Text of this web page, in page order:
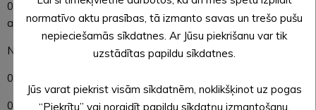
03.reiss plkst.13:00 no Rīgas SAO uz Alūksni
ar izpildi svētdienās;
Nr.7905 Rīga – Jaunlaicene – Alūksne
06.reiss plkst.5:40 no Alūksnes AO uz Rīgu un
01.reiss plkst.13:30 no Rīgas SAO uz Alūksni
normatīvo aktu prasības, tā izmanto savas un trešo pušu
nepieciešamās sīkdatnes. Ar Jūsu piekrišanu var tik
uzstādītas papildu sīkdatnes.
Jūs varat piekrist visām sīkdatnēm, noklikšķinot uz pogas
“Piekrītu” vai noraidīt papildu sīkdatņu izmantošanu,